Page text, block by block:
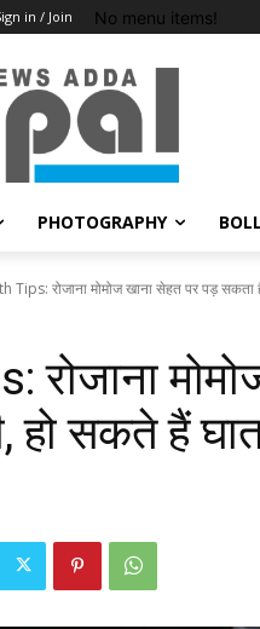
in / Join No menu items!
PHOTOGRAPHY
Tips: रोजाना मोमोज खाना सेहत पर पड़ सकता है
रोजाना
हो सकते हैं